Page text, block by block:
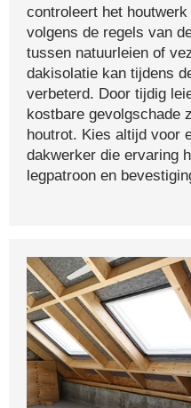
controleert het
volgens de regels van
tussen natuurleien of
dakisolatie kan tijdens
verbeterd. Door tijdig
kostbare gevolgschade
houtrot. Kies altijd voor
dakwerker die ervaring
legpatroon en